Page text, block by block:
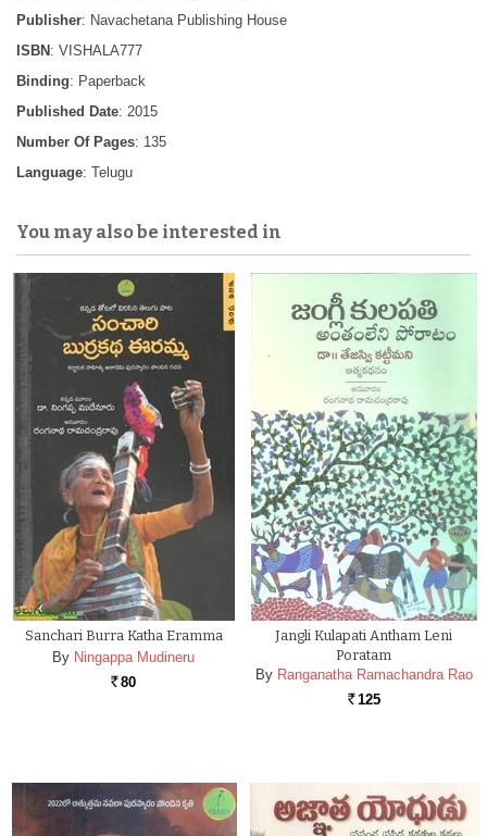
Publisher: Navachetana Publishing House
ISBN : VISHALA777
Binding: Paperback
Published Date: 2015
Number Of Pages: 135
Language: Telugu
You may also be interested in
Sanchari Burra Katha Eramma
By Ningappa Mudineru
Rs. 80
Jangli Kulapati Antham Leni
Poratam
By Ranganatha Ramachandra Rao
Rs. 125